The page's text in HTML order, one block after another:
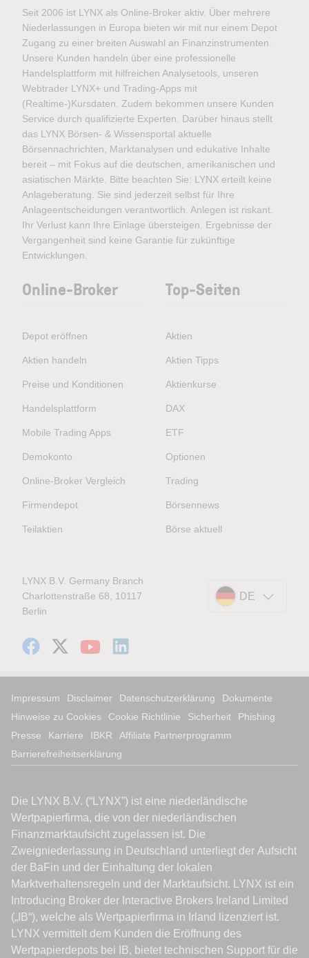
Seit 2006 ist LYNX als Online-Broker aktiv. Über mehrere
Niederlassungen in Europa bieten wir mit nur einem Depot
Zugang zu einer breiten Auswahl an Finanzinstrumenten.
Unsere Kunden handeln über eine professionelle
Handelsplattform mit hilfreichen Analysetools, unseren
Webtrader LYNX+ und Trading-Apps mit
(Realtime-)Kursdaten. Zudem bekommen unsere Kunden
Service durch qualifizierte Experten. Darüber hinaus stellt
das LYNX Börsen- & Wissensportal aktuelle
Börsennachrichten, Marktanalysen und edukative Inhalte
bereit – mit Fokus auf die deutschen, amerikanischen und
asiatischen Märkte. Bitte beachten Sie: LYNX erteilt keine
Anlageberatung. Sie sind jederzeit selbst für Ihre
Anlageentscheidungen verantwortlich. Anlegen ist riskant.
Ihr Verlust kann Ihre Einlage übersteigen. Ergebnisse der
Vergangenheit sind keine Garantie für zukünftige
Entwicklungen.
Online-Broker
Depot eröffnen
Aktien handeln
Preise und Konditionen
Handelsplattform
Mobile Trading Apps
Demokonto
Online-Broker Vergleich
Firmendepot
Teilaktien
Top-Seiten
Aktien
Aktien Tipps
Aktienkurse
DAX
ETF
Optionen
Trading
Börsennews
Börse aktuell
LYNX B.V. Germany Branch
Charlottenstraße 68, 10117
Berlin
DE
Impressum Disclaimer Datenschutzerklärung
Dokumente
Hinweise zu Cookies
Cookie Richtlinie Sicherheit
Phishing
Presse
Karriere IBKR
Affiliate Partnerprogramm
Barrierefreiheitserklärung